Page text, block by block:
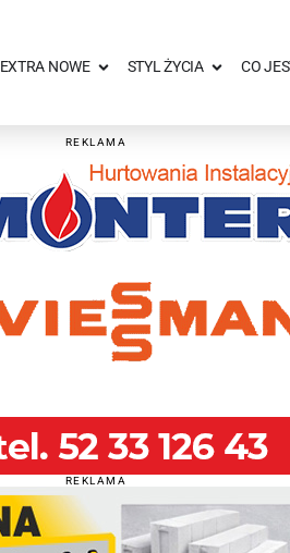
EXTRA NOWE STYL ŻYCIA CO
REKLAMA
REKLAMA